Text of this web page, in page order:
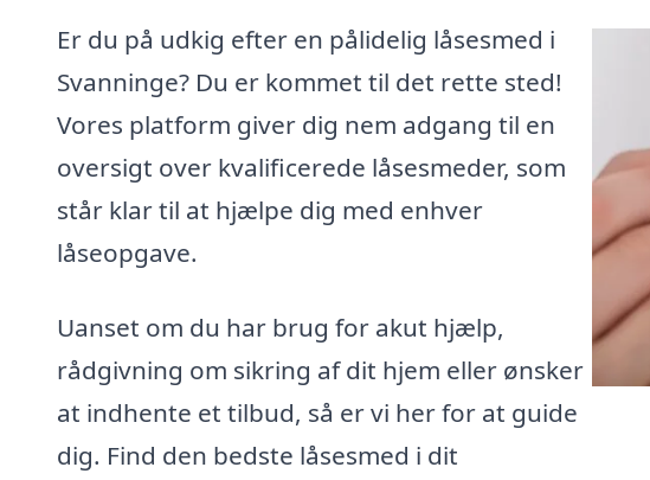
Er du på udkig efter en pålidelig låsesmed i
Svanninge? Du er kommet til det rette sted!
Vores platform giver dig nem adgang til en
oversigt over kvalificerede låsesmeder, som
står klar til at hjælpe dig med enhver
låseopgave.
Uanset om du har brug for akut hjælp,
rådgivning om sikring af dit hjem eller ønsker
at indhente et tilbud, så er vi her for at guide
dig. Find den bedste låsesmed i dit